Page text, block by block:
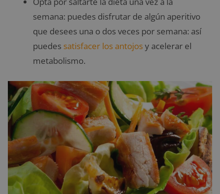
semana: puedes disfrutar de algún aperitivo
que desees una o dos veces por semana: así
puedes satisfacer los antojosy acelerar el
metabolismo.